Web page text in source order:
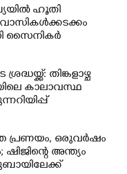
ഹൂതി
സൈനികർ
തിങ്കളാഴ്ച
കാലാവസ്ഥ
പ്രണയം,​ ഒരുവർഷം
അന്ത്യം